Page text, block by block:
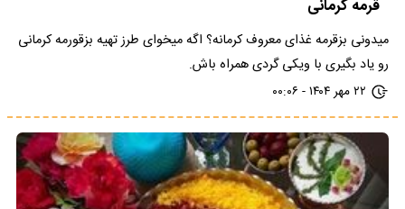
قرمه کرمانی
میدونی بزقرمه غذای معروف کرمانه؟ اگه میخوای طرز تهیه بزقورمه کرمانی
رو یاد بگیری با ویکی گردی همراه باش.
۲۲ مهر ۱۴۰۴ - ۰۰:۰۶